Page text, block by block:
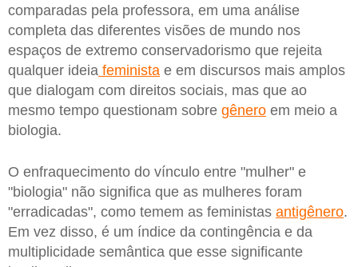
comparadas pela professora, em uma análise
completa das diferentes visões de mundo nos
espaços de extremo conservadorismo que rejeita
qualquer ideia feminista e em discursos mais amplos
que dialogam com direitos sociais, mas que ao
mesmo tempo questionam sobre gênero em meio a
biologia.
O enfraquecimento do vínculo entre "mulher" e
"biologia" não significa que as mulheres foram
"erradicadas", como temem as feministas antigênero.
Em vez disso, é um índice da contingência e da
multiplicidade semântica que esse significante